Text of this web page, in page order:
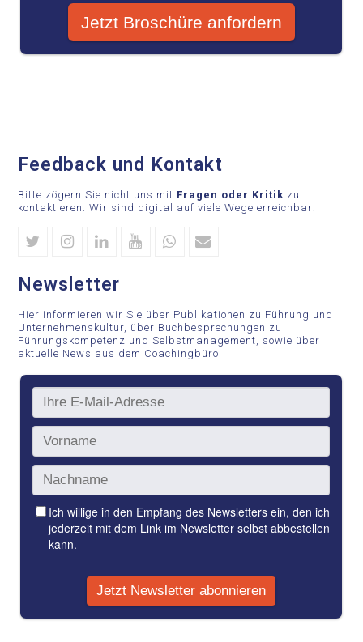
Feedback und Kontakt
Bitte zögern Sie nicht uns mit Fragen oder Kritik zu
kontaktieren. Wir sind digital auf viele Wege erreichbar:
TwitterInstagram
LinkedinYoutubeWhatsapp
Newsletter
Hier informieren wir Sie über Publikationen zu Führung und
Unternehmenskultur, über Buchbesprechungen zu
Führungskompetenz und Selbstmanagement, sowie über
aktuelle News aus dem Coachingbüro.